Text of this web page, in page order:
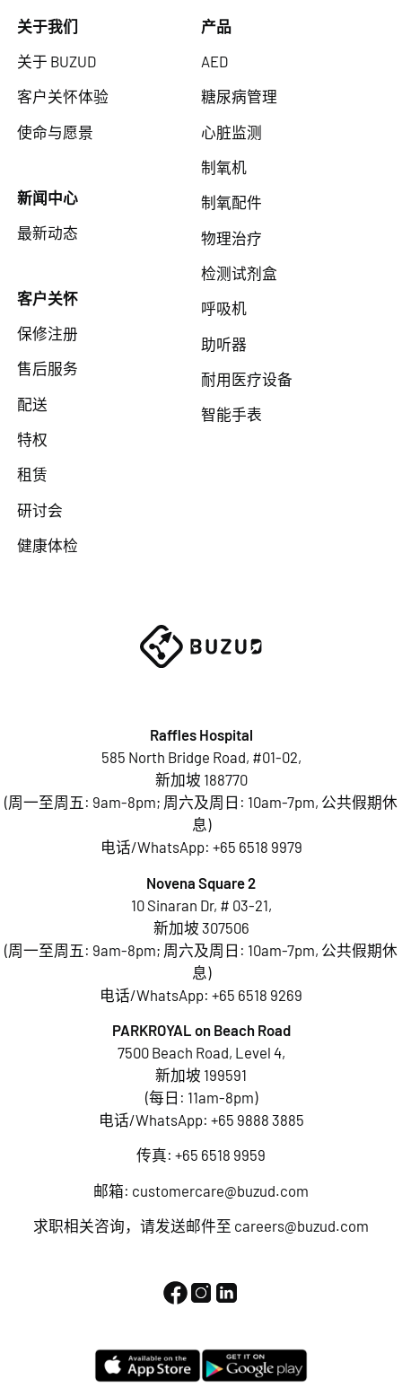
关于我们
关于 BUZUD
客户关怀体验
使命与愿景
新闻中心
最新动态
客户关怀
保修注册
售后服务
配送
特权
租赁
研讨会
健康体检
产品
AED
糖尿病管理
心脏监测
制氧机
制氧配件
物理治疗
检测试剂盒
呼吸机
助听器
耐用医疗设备
智能手表
Raffles Hospital
585 North Bridge Road, #01-02,
新加坡 188770
(周一至周五: 9am-8pm; 周六及周日: 10am-7pm, 公共假期休
息)
电话/WhatsApp: +65 6518 9979
Novena Square 2
10 Sinaran Dr, # 03-21,
新加坡 307506
(周一至周五: 9am-8pm; 周六及周日: 10am-7pm, 公共假期休
息)
电话/WhatsApp: +65 6518 9269
PARKROYAL on Beach Road
7500 Beach Road, Level 4,
新加坡 199591
(每日: 11am-8pm)
电话/WhatsApp: +65 9888 3885
传真: +65 6518 9959
邮箱: customercare@buzud.com
求职相关咨询，请发送邮件至 careers@buzud.com